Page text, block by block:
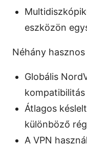
eszközön
Néhány
Globális
kompatibilitás
Átlagos
különböző
A VPN